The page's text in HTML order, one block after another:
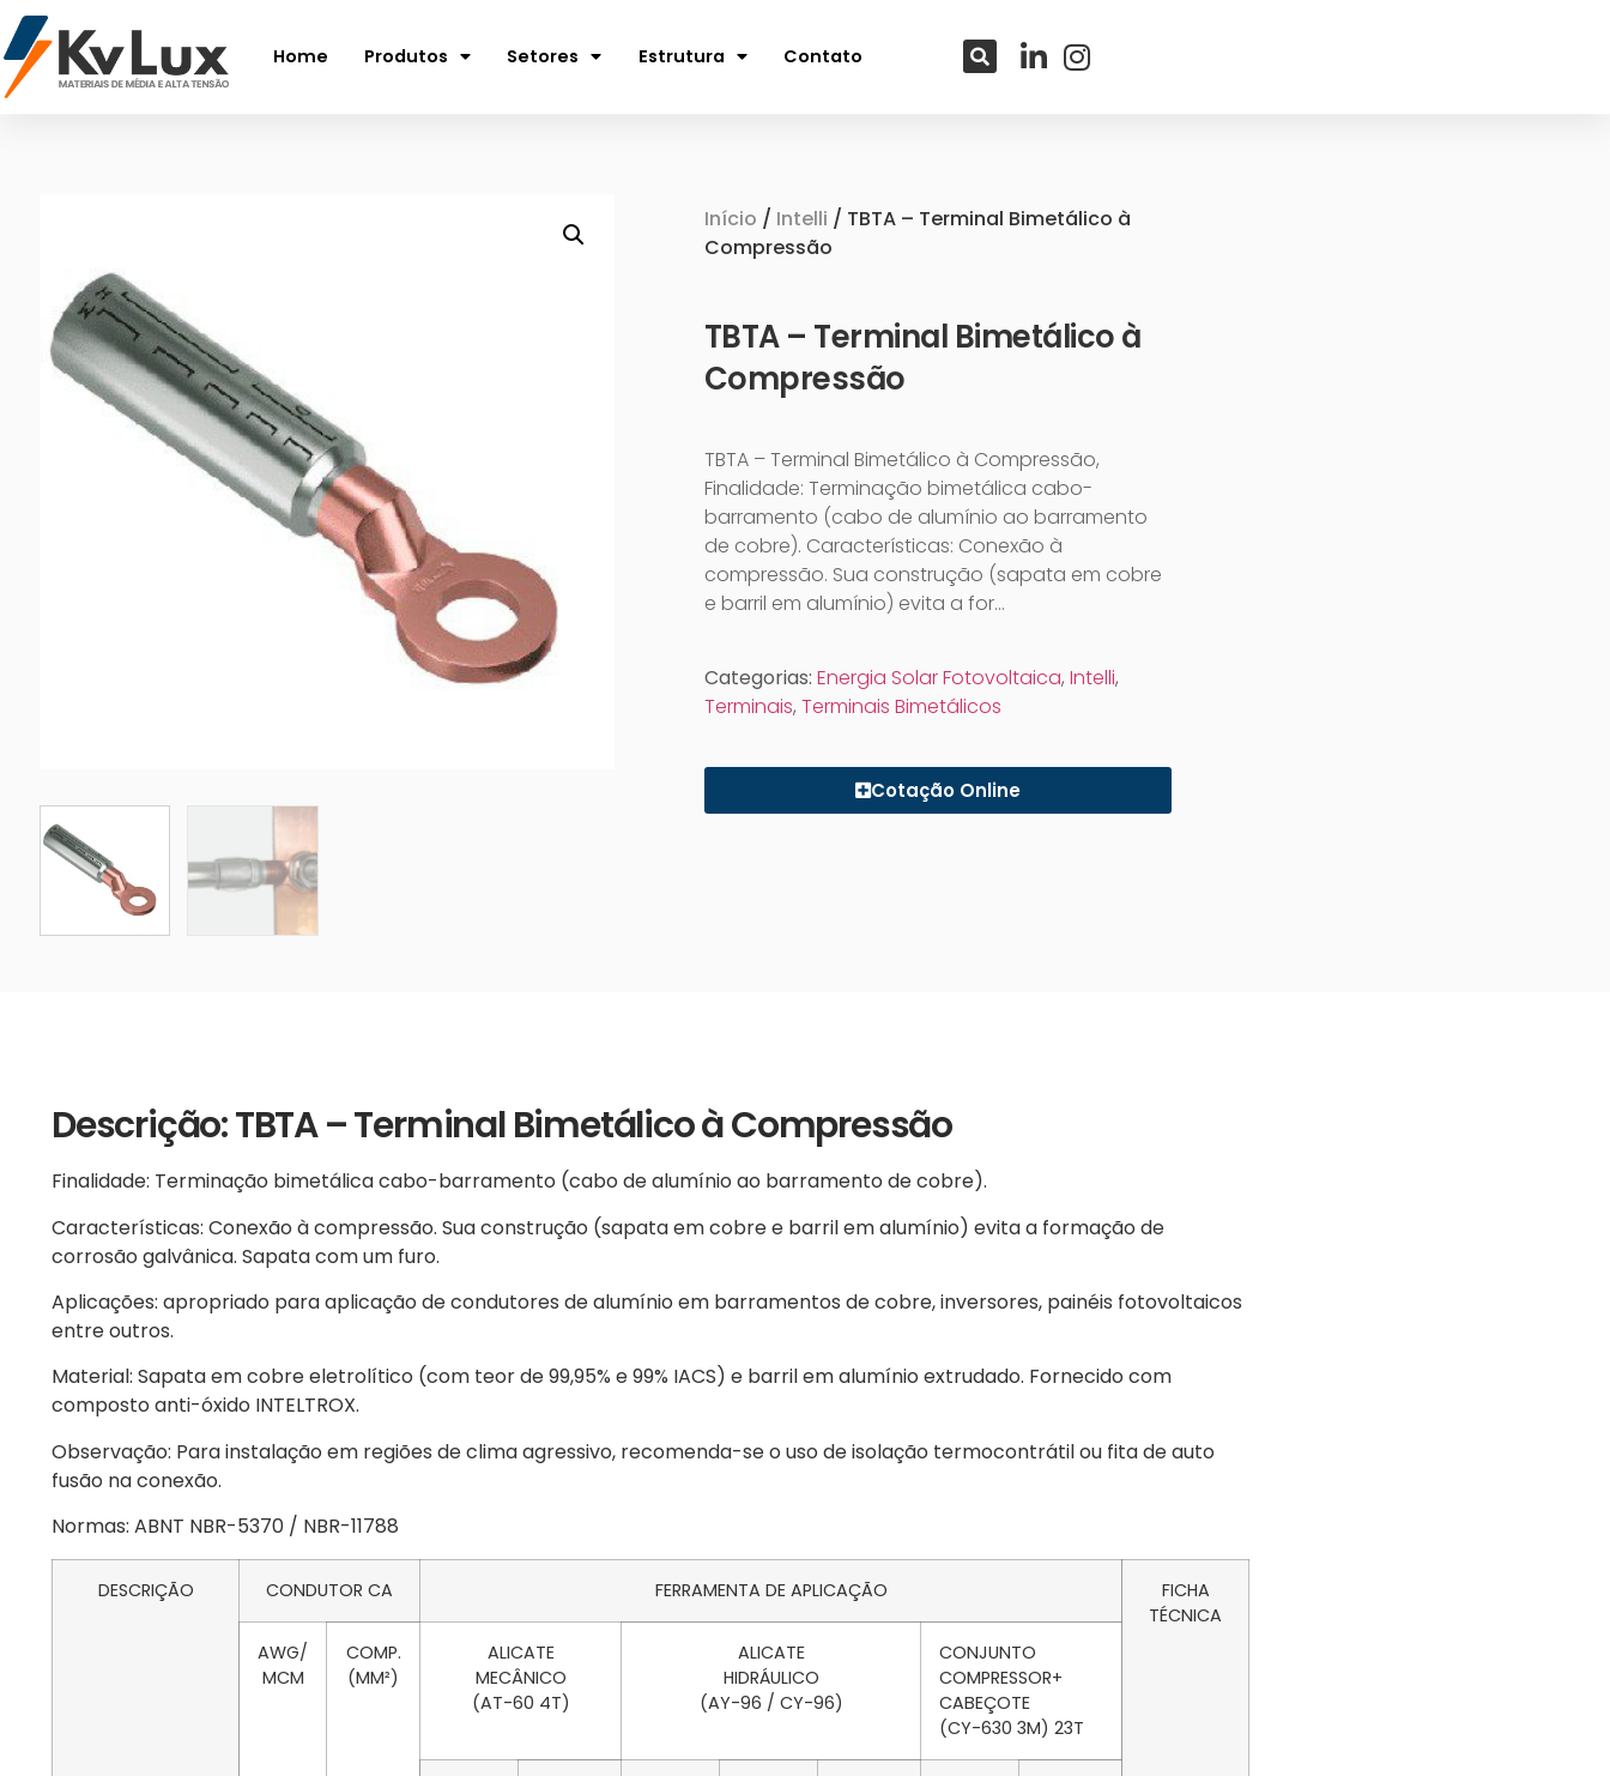
Home Produtos Setores Estrutura Contato
Início / Intelli / TBTA – Terminal Bimetálico à
Compressão
TBTA – Terminal Bimetálico à
Compressão
TBTA – Terminal Bimetálico à Compressão,
Finalidade: Terminação bimetálica cabo-
barramento (cabo de alumínio ao barramento
de cobre). Características: Conexão à
compressão. Sua construção (sapata em cobre
e barril em alumínio) evita a for…
Categorias: Energia Solar Fotovoltaica, Intelli,
Terminais, Terminais Bimetálicos
Cotação Online
Descrição: TBTA – Terminal Bimetálico à Compressão
Finalidade: Terminação bimetálica cabo-barramento (cabo de alumínio ao barramento de cobre).
Características: Conexão à compressão. Sua construção (sapata em cobre e barril em alumínio) evita a formação de
corrosão galvânica. Sapata com um furo.
Aplicações: apropriado para aplicação de condutores de alumínio em barramentos de cobre, inversores, painéis fotovoltaicos
entre outros.
Material: Sapata em cobre eletrolítico (com teor de 99,95% e 99% IACS) e barril em alumínio extrudado. Fornecido com
composto anti-óxido INTELTROX.
Observação: Para instalação em regiões de clima agressivo, recomenda-se o uso de isolação termocontrátil ou fita de auto
fusão na conexão.
Normas: ABNT NBR-5370 / NBR-11788
DESCRIÇÃO CONDUTOR CA FERRAMENTA DE APLICAÇÃO
FICHA
TÉCNICA
AWG/
MCM
COMP.
(MM²)
ALICATE
MECÂNICO
(AT-60 4T)
ALICATE
HIDRÁULICO
(AY-96 / CY-96)
CONJUNTO
COMPRESSOR+
CABEÇOTE
(CY-630 3M) 23T